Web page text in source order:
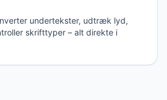
undertekster, udtræk lyd,
skrifttyper – alt direkte i